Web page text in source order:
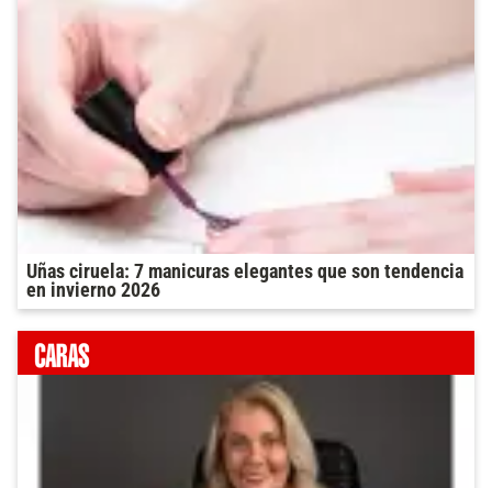
Uñas ciruela: 7 manicuras elegantes que son tendencia
en invierno 2026